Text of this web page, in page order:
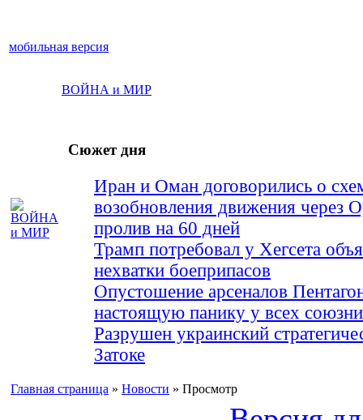
мобильная версия
ВОЙНА и МИР
Сюжет дня
Иран и Оман договорились о
возобновления движения через
пролив на 60 дней
Трамп потребовал у Хегсета
нехватки боеприпасов
Опустошение арсеналов
настоящую панику у всех
Разрушен украинский
Затоке
Главная страница » Новости » Просмотр